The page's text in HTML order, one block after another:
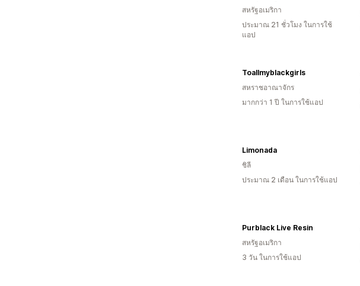
สหรัฐอเมริกา
ประมาณ 21 ชั่วโมง ในการใช้
แอป
Toallmyblackgirls
สหราชอาณาจักร
มากกว่า 1 ปี ในการใช้แอป
Limonada
ชิลี
ประมาณ 2 เดือน ในการใช้แอป
Purblack Live Resin
สหรัฐอเมริกา
3 วัน ในการใช้แอป